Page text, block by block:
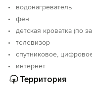
водонагреватель
фен
детская кроватка (по
телевизор
спутниковое,
интернет
Территория